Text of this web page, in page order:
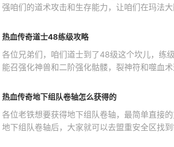
强咱们的道术攻击和生存能力，让咱们在玛法
热血传奇道士48练级攻略
各位兄弟们，咱们道士到了48级这个坎儿，练
能召强化神兽和二阶强化骷髅，裂神符和噬血
热血传奇地下组队卷轴怎么获得的
各位老铁想要获得地下组队卷轴，最简单直接
地下组队卷轴后，大家就可以去盟重安全区找